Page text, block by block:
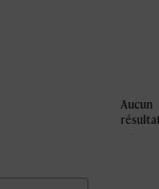
Aucun